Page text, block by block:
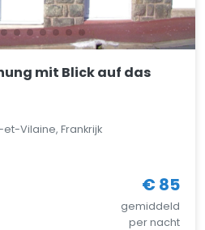
mit Blick auf das
Vilaine, Frankrijk
€ 85
gemiddeld
per nacht